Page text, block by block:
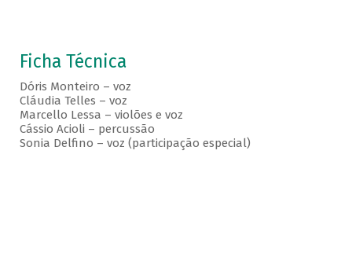
Ficha Técnica
Dóris Monteiro – voz
Cláudia Telles – voz
Marcello Lessa – violões e voz
Cássio Acioli – percussão
Sonia Delfino – voz (participação especial)